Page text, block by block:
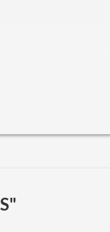
Holztyp haben wir